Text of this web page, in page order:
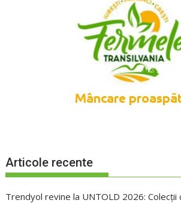
Articole recente
Trendyol revine la UNTOLD 2026: Colecții